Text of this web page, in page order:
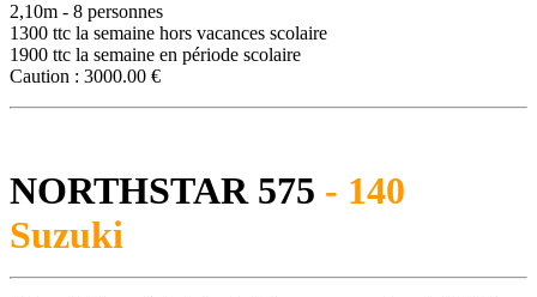
2,10m - 8 personnes
1300 ttc la semaine hors vacances scolaire
1900 ttc la semaine en période scolaire
Caution : 3000.00 €
NORTHSTAR 575 - 140
Suzuki